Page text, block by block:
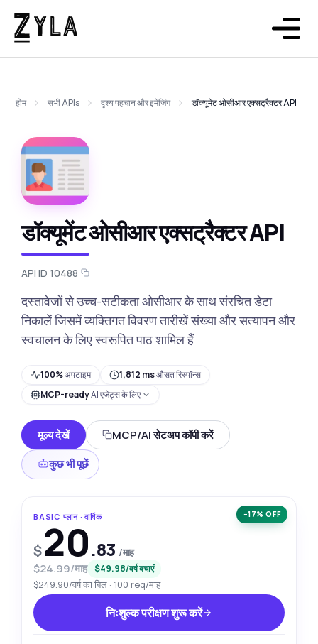
होम सभी APIs दृश्य पहचान और इमेजिंग डॉक्यूमेंट ओसीआर एक्सट्रैक्टर API
डॉक्यूमेंट ओसीआर एक्सट्रैक्टर API
API ID 10488
दस्तावेजों से उच्च-सटीकता ओसीआर के साथ संरचित डेटा
निकालें जिसमें व्यक्तिगत विवरण तारीखें संख्या और सत्यापन और
स्वचालन के लिए स्वरूपित पाठ शामिल हैं
100%अपटाइम 1,812 msऔसत रिस्पॉन्स
MCP-readyAI एजेंट्स के लिए
मूल्य देखें
MCP/AI सेटअप कॉपी करें
कुछ भी पूछें
−17% OFF
BASIC प्लान · वार्षिक
$20.83 /माह
$24.99/माह $49.98/वर्ष बचाएं
$249.90/वर्ष का बिल · 100 req/माह
निःशुल्क परीक्षण शुरू करें